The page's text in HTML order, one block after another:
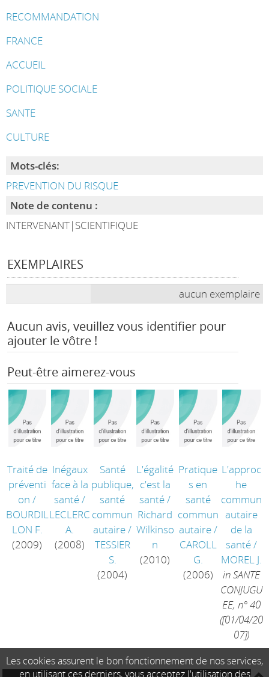
RECOMMANDATION
FRANCE
ACCUEIL
POLITIQUE SOCIALE
SANTE
CULTURE
Mots-clés:
PREVENTION DU RISQUE
Note de contenu :
INTERVENANT|SCIENTIFIQUE
EXEMPLAIRES
aucun exemplaire
Aucun avis, veuillez vous identifier pour
ajouter le vôtre !
Peut-être aimerez-vous
Traité de
préventi
on /
BOURDIL
LON F.
(2009)
Inégaux
face à la
santé/
LECLERC
A.
(2008)
Santé
publique,
santé
commun
autaire/
TESSIER
S.
(2004)
L'égalité
c'est la
santé/
Richard
Wilkinso
n
(2010)
Pratique
s en
santé
commun
autaire/
CAROLL
G.
(2006)
L'approc
he
commun
autaire
de la
santé/
MOREL J.
in SANTE
CONJUGU
EE, n° 40
([01/04/20
07])
Les cookies assurent le bon fonctionnement de nos services,
en utilisant ces derniers, vous acceptez l'utilisation des